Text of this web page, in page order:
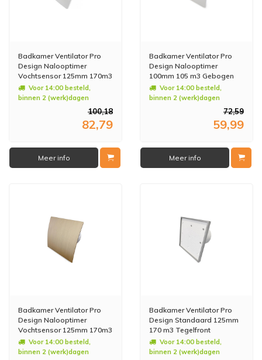
Badkamer Ventilator Pro
Design Nalooptimer
Vochtsensor 125mm 170m3
Bold Line Wit
Voor 14:00 besteld,
binnen 2 (werk)dagen
100,18
82,79
Meer info
Badkamer Ventilator Pro
Design Nalooptimer
100mm 105 m3 Gebogen
Kunststof Wit
Voor 14:00 besteld,
binnen 2 (werk)dagen
72,59
59,99
Meer info
Badkamer Ventilator Pro
Design Nalooptimer
Vochtsensor 125mm 170m3
Goud Kunststof
Voor 14:00 besteld,
binnen 2 (werk)dagen
Badkamer Ventilator Pro
Design Standaard 125mm
170 m3 Tegelfront
Kunststof
Voor 14:00 besteld,
binnen 2 (werk)dagen